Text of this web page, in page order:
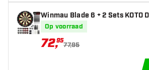
Winmau Blade 6 + 2 Sets KOTO
jlen - 90-delig - Dartset
Op voorraad
72,95
77,95